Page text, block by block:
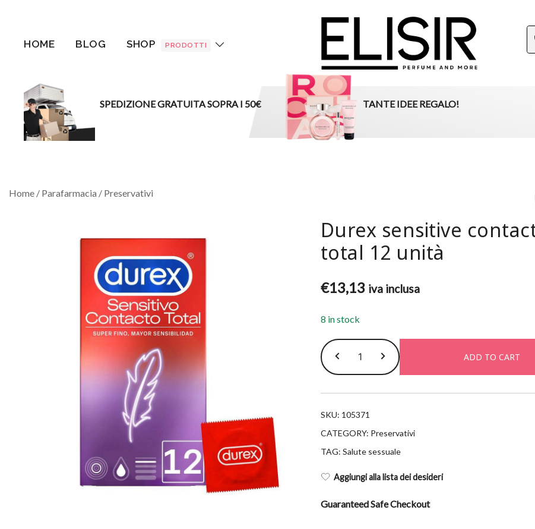
HOME BLOG SHOP PRODOTTI
ELISIR
La tua destinazione per il beauty, i profumi e la
SPEDIZIONE GRATUITA SOPRA I 50€ TANTE IDEE REGALO!
Home / Parafarmacia / Preservativi
Durex sensitive
total 12 unità
€13,13 iva inclusa
8 in stock
sensitive
contact
total
quantity
ADD TO CART
SKU: 105371
CATEGORY: Preservativi
TAG: Salute sessuale
Aggiungi alla lista dei desideri
Guaranteed Safe Checkout